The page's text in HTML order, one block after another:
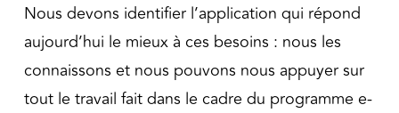
Nous devons identifier l’application qui répond
aujourd’hui le mieux à ces besoins : nous les
connaissons et nous pouvons nous appuyer sur
tout le travail fait dans le cadre du programme e-